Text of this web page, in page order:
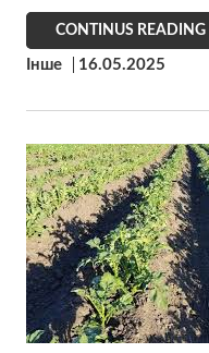
CONTINUS READING
Інше 16.05.2025